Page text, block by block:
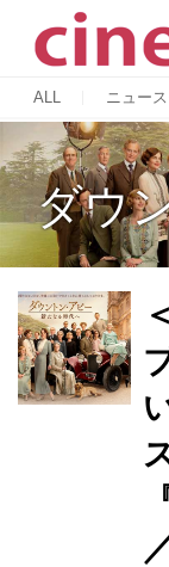
ALL ニュー
ダウ